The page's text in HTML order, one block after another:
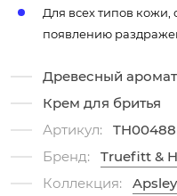
Для всех типов кожи,
появлению
Древесный аромат
Крем для бритья
Артикул:
TH00488
Бренд:
Truefitt &
Коллекция:
Apsley